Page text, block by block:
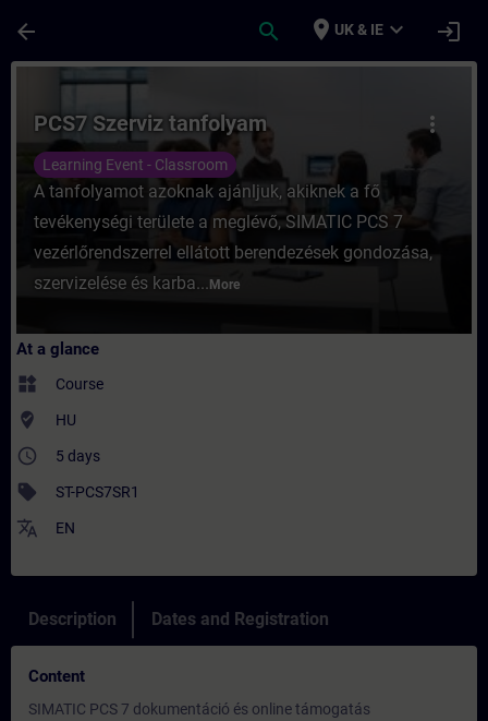
arrow_back search place UK & IE expand_more login
Course - PCS7 Szerviz tanfolyam -
more_vert
PCS7 Szerviz tanfolyam
Learning Event - Classroom
A tanfolyamot azoknak ajánljuk, akiknek a fő
tevékenységi területe a meglévő, SIMATIC PCS 7
vezérlőrendszerrel ellátott berendezések gondozása,
szervizelése és karba... More
At a glance
widgets Course
where_to_vote HU
access_time 5 days
sell ST-PCS7SR1
translate EN
Description Dates and Registration
Content
SIMATIC PCS 7 dokumentáció és online támogatás